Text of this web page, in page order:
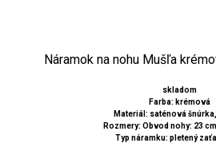
Náramok na nohu Mušľa
skladom
Farba: krémová
Materiál: saténová
Rozmery: Obvod nohy: 23
Typ náramku: pletený